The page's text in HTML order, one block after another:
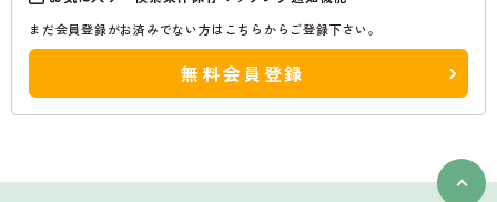
まだ会員登録がお済みでない方はこちらからご登録下さい。
無料会員登録